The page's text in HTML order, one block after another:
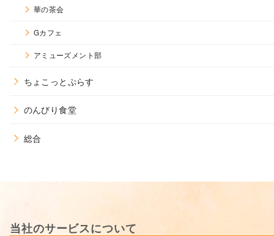
華の茶会
Gカフェ
アミューズメント部
ちょこっとぷらす
のんびり食堂
総合
当社のサービスについて